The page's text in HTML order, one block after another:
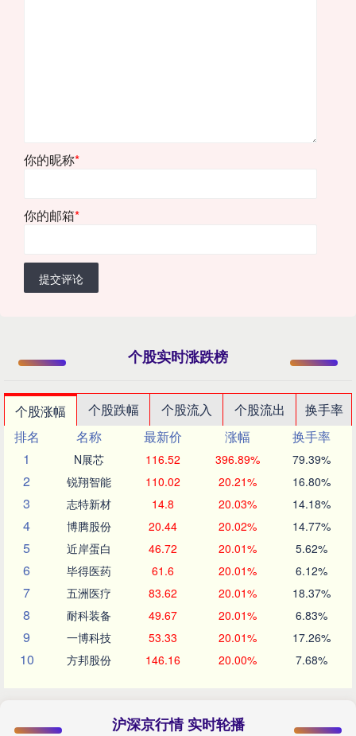
你的昵称*
你的邮箱*
提交评论
个股实时涨跌榜
个股涨幅 个股跌幅 个股流入 个股流出
换手率
排名
名称 最新价 涨幅
换手率
1
N展芯 116.52 396.89% 79.39%
2 锐翔智能 110.02 20.21% 16.80%
3 志特新材 14.8 20.03% 14.18%
4 博腾股份 20.44 20.02% 14.77%
5 近岸蛋白 46.72 20.01% 5.62%
6 毕得医药 61.6 20.01% 6.12%
7 五洲医疗 83.62 20.01% 18.37%
8 耐科装备 49.67 20.01% 6.83%
9 一博科技 53.33 20.01% 17.26%
10 方邦股份 146.16 20.00% 7.68%
沪深京行情 实时轮播